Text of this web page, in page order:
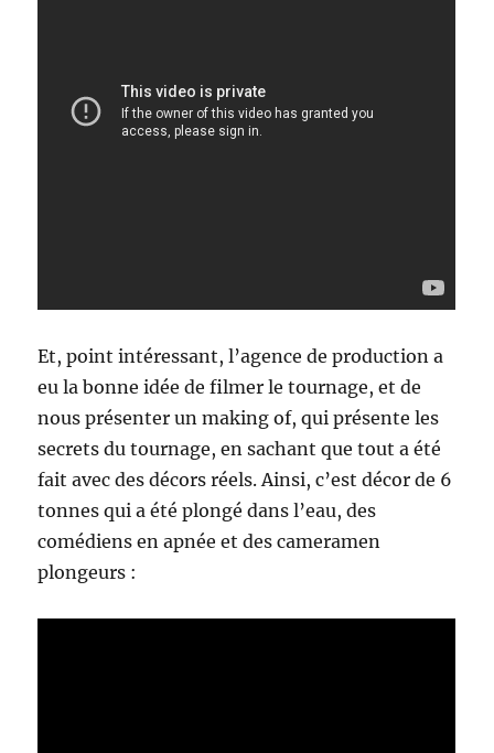
Et, point intéressant, l’agence de production a
eu la bonne idée de filmer le tournage, et de
nous présenter un making of, qui présente les
secrets du tournage, en sachant que tout a été
fait avec des décors réels. Ainsi, c’est décor de 6
tonnes qui a été plongé dans l’eau, des
comédiens en apnée et des cameramen
plongeurs :